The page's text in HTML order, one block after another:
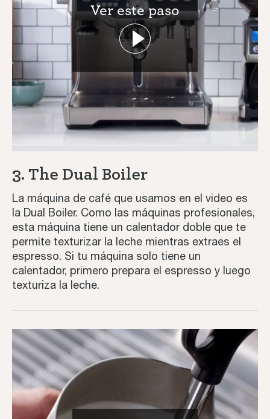
Ver este paso
3. The Dual Boiler
La máquina de café que usamos en el video es
la Dual Boiler. Como las máquinas profesionales,
esta máquina tiene un calentador doble que te
permite texturizar la leche mientras extraes el
espresso. Si tu máquina solo tiene un
calentador, primero prepara el espresso y luego
texturiza la leche.